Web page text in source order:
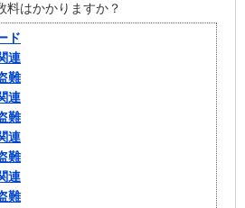
料はかかりますか？
ド
連
難
連
難
連
難
連
難